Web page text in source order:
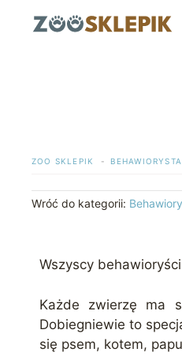
ZOO SKLEPIK BEHAWIORYSTA
Wróć do kategorii:
Wszyscy
Każde zwierzę ma
Dobiegniewie to
się psem, kotem,